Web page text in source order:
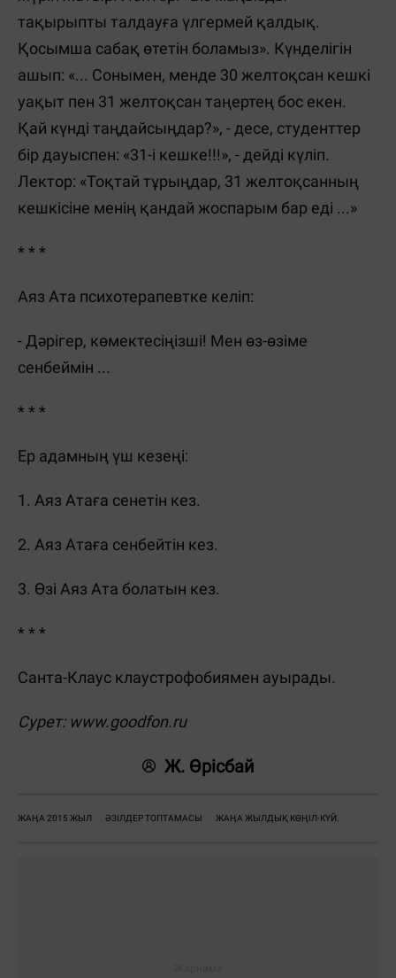
тақырыпты талдауға үлгермей қалдық.
Қосымша сабақ өтетін боламыз». Күнделігін
ашып: «... Сонымен, менде 30 желтоқсан кешкі
уақыт пен 31 желтоқсан таңертең бос екен.
Қай күнді таңдайсыңдар?», - десе, студенттер
бір дауыспен: «31-і кешке!!!», - дейді күліп.
Лектор: «Тоқтай тұрыңдар, 31 желтоқсанның
кешкісіне менің қандай жоспарым бар еді ...»
* * *
Аяз Ата психотерапевтке келіп:
- Дәрігер, көмектесіңізші! Мен өз-өзіме
сенбеймін ...
* * *
Ер адамның үш кезеңі:
1. Аяз Атаға сенетін кез.
2. Аяз Атаға сенбейтін кез.
3. Өзі Аяз Ата болатын кез.
* * *
Санта-Клаус клаустрофобиямен ауырады.
Сурет: www.goodfon.ru
Ж. Өрісбай
ЖАҢА 2015 ЖЫЛ ӘЗІЛДЕР ТОПТАМАСЫ ЖАҢА ЖЫЛДЫҚ КӨҢІЛ-КҮЙ.